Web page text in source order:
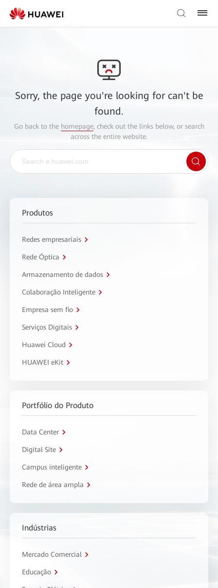
Sorry, the page you're looking for can't be
found.
Go back to the homepage, check out the links below, or search
across the entire website.
Produtos
Redes empresariais
Rede Óptica
Armazenamento de dados
Colaboração Inteligente
Empresa sem fio
Serviços Digitais
Huawei Cloud
HUAWEI eKit
Portfólio do Produto
Data Center
Digital Site
Campus inteligente
Rede de área ampla
Indústrias
Mercado Comercial
Educação